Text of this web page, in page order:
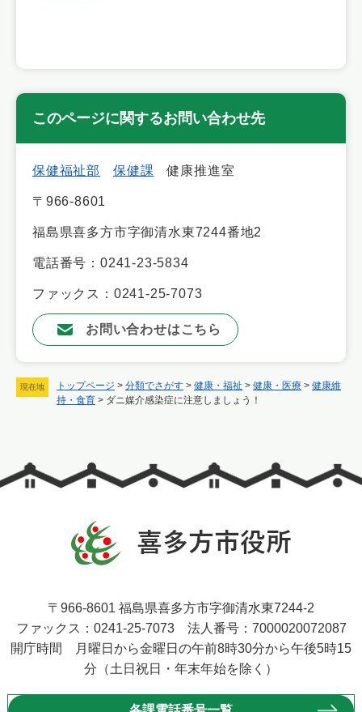
現在地 トップページ > 分類でさがす > 健康・福祉 > 健康・医療 > 健康維
持・食育 > ダニ媒介感染症に注意しましょう！
このページに関するお問い合わせ先
保健福祉部 保健課 健康推進室
〒966-8601
福島県喜多方市字御清水東7244番地2
電話番号：0241-23-5834
ファックス：0241-25-7073
お問い合わせはこちら
〒966-8601 福島県喜多方市字御清水東7244-2
ファックス：0241-25-7073 法人番号：7000020072087
開庁時間 月曜日から金曜日の午前8時30分から午後5時15
分（土日祝日・年末年始を除く）